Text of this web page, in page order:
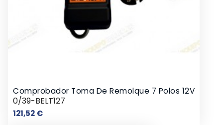
Comprobador Toma De Remolque 7 Polos 12V
0/39-BELT127
121,52 €Precio